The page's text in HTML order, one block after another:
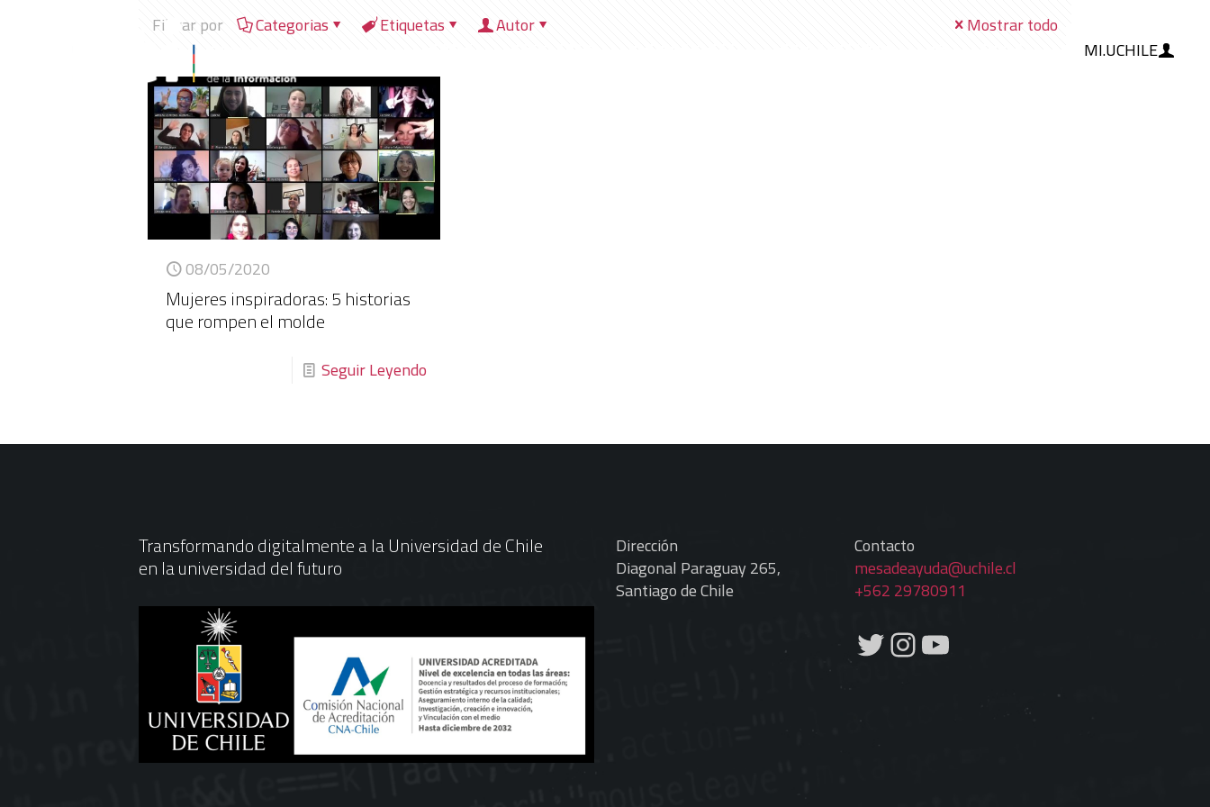
MI.UCHILE
Filtrar por Categorias Etiquetas Autor Mostrar todo
08/05/2020
Mujeres inspiradoras: 5 historias
que rompen el molde
Seguir Leyendo
Transformando digitalmente a la Universidad de Chile
en la universidad del futuro
Dirección
Diagonal Paraguay 265,
Santiago de Chile
Contacto
mesadeayuda@uchile.cl
+562 29780911
Twitter
Instagram
YouTube